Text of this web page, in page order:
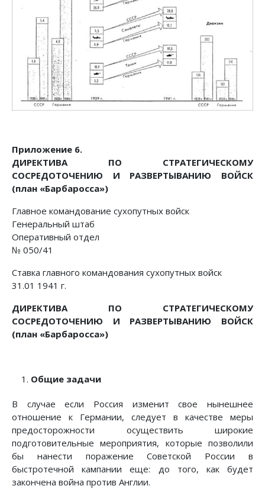
Приложение 6.
ДИРЕКТИВА ПО СТРАТЕГИЧЕСКОМУ
СОСРЕДОТОЧЕНИЮ И РАЗВЕРТЫВАНИЮ ВОЙСК
(план «Барбаросса»)
Главное командование сухопутных войск
Генеральный штаб
Оперативный отдел
№ 050/41
Ставка главного командования сухопутных войск
31.01 1941 г.
ДИРЕКТИВА ПО СТРАТЕГИЧЕСКОМУ
СОСРЕДОТОЧЕНИЮ И РАЗВЕРТЫВАНИЮ ВОЙСК
(план «Барбаросса»)
Общие задачи
В случае если Россия изменит свое нынешнее
отношение к Германии, следует в качестве меры
предосторожности осуществить широкие
подготовительные мероприятия, которые позволили
бы нанести поражение Советской России в
быстротечной кампании еще: до того, как будет
закончена война против Англии.